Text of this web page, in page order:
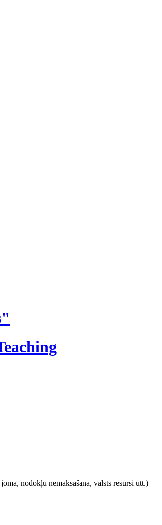
nodokļu nemaksāšana, valsts resursi utt.)